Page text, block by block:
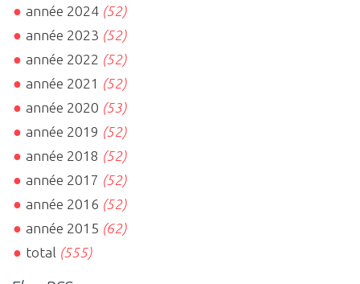
année 2024 (52)
année 2023 (52)
année 2022 (52)
année 2021 (52)
année 2020 (53)
année 2019 (52)
année 2018 (52)
année 2017 (52)
année 2016 (52)
année 2015 (62)
total (555)